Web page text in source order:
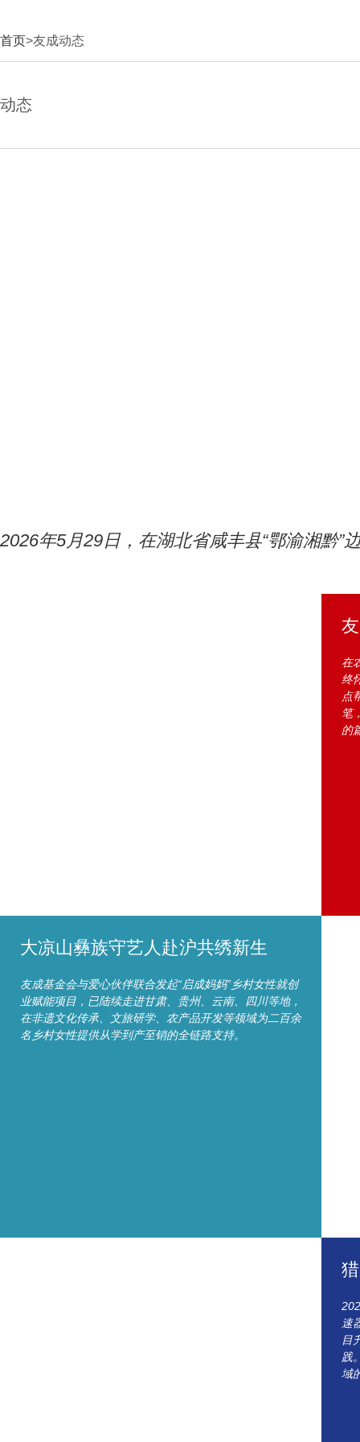
首页>友成动态
动态
2026年5月29日，在湖北省咸丰县“鄂渝湘黔
大凉山彝族守艺人赴沪共绣新生
友成基金会与爱心伙伴联合发起“启成妈妈”乡村女性就创
业赋能项目，已陆续走进甘肃、贵州、云南、四川等地，
在非遗文化传承、文旅研学、农产品开发等领域为二百余
名乡村女性提供从学到产至销的全链路支持。
在
终
点
笔
的
速
目
践
域